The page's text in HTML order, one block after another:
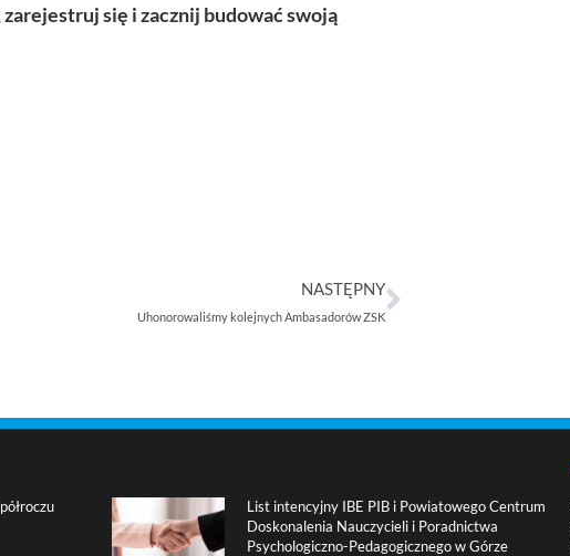
się i zacznij budować swoją
NASTĘPNY
Uhonorowaliśmy kolejnych Ambasadorów ZSK
List intencyjny IBE PIB i Powiatowego Centrum
Doskonalenia Nauczycieli i Poradnictwa
Psychologiczno-Pedagogicznego w Górze